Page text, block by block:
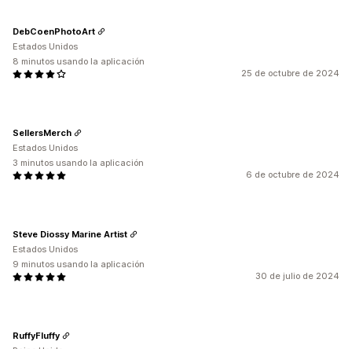
25 de octubre de 2024
DebCoenPhotoArt
Estados Unidos
8 minutos usando la aplicación
6 de octubre de 2024
SellersMerch
Estados Unidos
3 minutos usando la aplicación
30 de julio de 2024
Steve Diossy Marine Artist
Estados Unidos
9 minutos usando la aplicación
RuffyFluffy